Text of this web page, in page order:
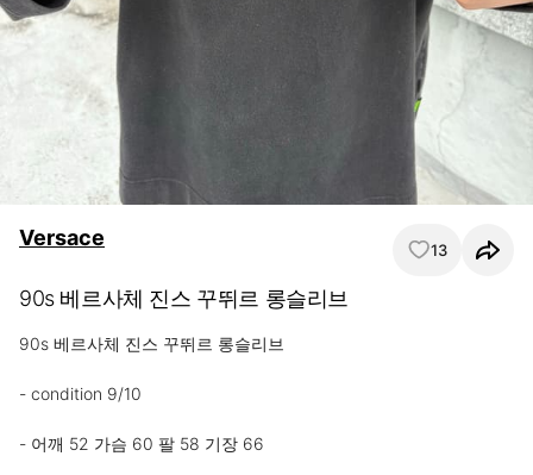
Versace 13
90s 베르사체 진스 꾸뛰르 롱슬리브
90s 베르사체 진스 꾸뛰르 롱슬리브
- condition 9/10
- 어깨 52 가슴 60 팔 58 기장 66